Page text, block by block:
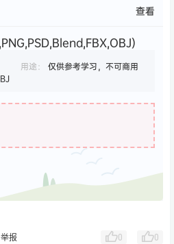
查看
用途： 仅供参考学习，不可商用
举报 0 0